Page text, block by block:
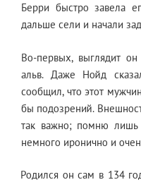
Берри быстро завела
дальше сели и начали
Во-первых, выглядит
альв. Даже Нойд
сообщил, что этот
бы подозрений.
так важно; помню лишь
немного иронично и
Родился он сам в 134